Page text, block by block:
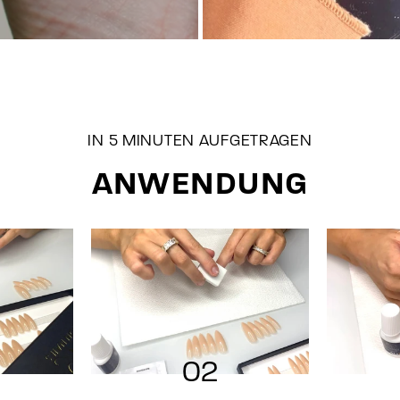
IN 5 MINUTEN AUFGETRAGEN
ANWENDUNG
02